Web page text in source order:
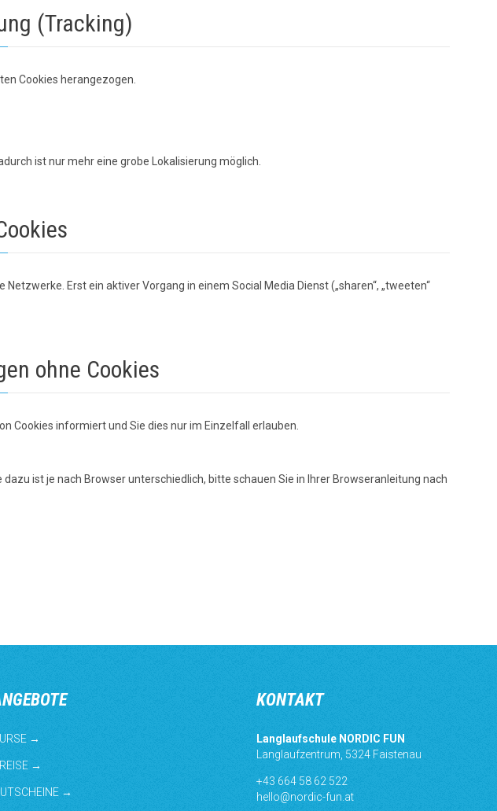
(Tracking)
Cookies herangezogen.
ist nur mehr eine grobe Lokalisierung möglich.
Erst ein aktiver Vorgang in einem Social Media Dienst („sharen“, „tweeten“
ohne Cookies
Cookies informiert und Sie dies nur im Einzelfall erlauben.
ist je nach Browser unterschiedlich, bitte schauen Sie in Ihrer Browseranleitung nach
→
→
→
KONTAKT
Langlaufschule NORDIC FUN
Langlaufzentrum, 5324 Faistenau
+43 664 58 62 522
hello@nordic-fun.at